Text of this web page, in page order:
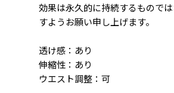
効果は永久的に持続するもので
すようお願い申し上げます。
透け感：あり
伸縮性：あり
ウエスト調整：可